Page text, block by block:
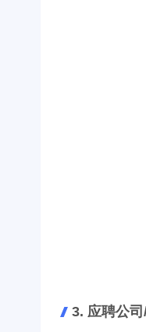
3. 应聘公